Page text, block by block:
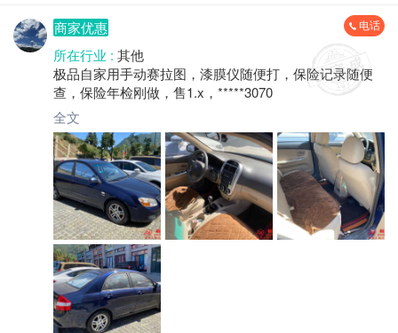
商家优惠 电话
所在行业 : 其他
极品自家用手动赛拉图，漆膜仪随便打，保险记录随便
查，保险年检刚做，售1.x，*****3070
全文